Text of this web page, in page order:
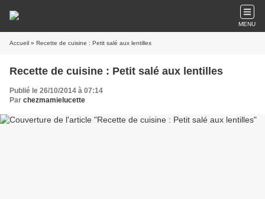
MENU
Accueil » Recette de cuisine : Petit salé aux lentilles
Recette de cuisine : Petit salé aux lentilles
Publié le 26/10/2014 à 07:14
Par chezmamielucette